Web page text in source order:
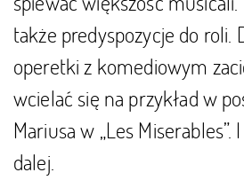
także predyspozycje do roli.
operetki z komediowym
wcielać się na przykład w
Mariusa w „Les Miserables”.
dalej.